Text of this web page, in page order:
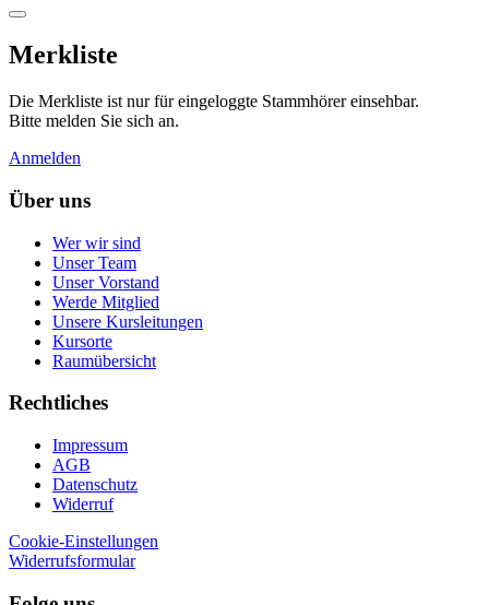
Merkliste
Die Merkliste ist nur für eingeloggte Stammhörer einsehbar.
Bitte melden Sie sich an.
Anmelden
Über uns
Wer wir sind
Unser Team
Unser Vorstand
Werde Mitglied
Unsere Kursleitungen
Kursorte
Raumübersicht
Rechtliches
Impressum
AGB
Datenschutz
Widerruf
Cookie-Einstellungen
Widerrufsformular